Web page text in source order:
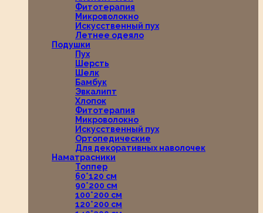
Фитотерапия
Микроволокно
Искусственный пух
Летнее одеяло
Подушки
Пух
Шерсть
Шелк
Бамбук
Эвкалипт
Хлопок
Фитотерапия
Микроволокно
Искусственный пух
Ортопедические
Для декоративных наволочек
Наматрасники
Топпер
60*120 см
90*200 см
100*200 см
120*200 см